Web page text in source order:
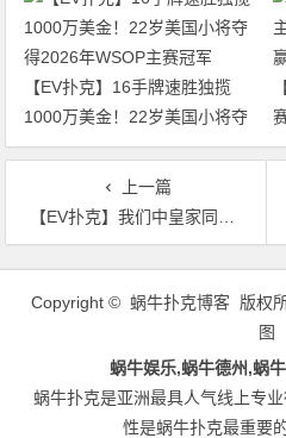
【EV扑克】16手牌速胜独揽
1000万美金！22岁美国小将夺
得2026年WSOP主赛冠军
上一篇
【EV扑克】我们中皇家同花顺的概率居然比被雷劈还低！！！
文
Copyright © 蜗牛扑克博客 版权
图
蜗牛娱乐,蜗牛德州,蜗
蜗牛扑克是亚洲最具人气线上专
性是蜗牛扑克最重要